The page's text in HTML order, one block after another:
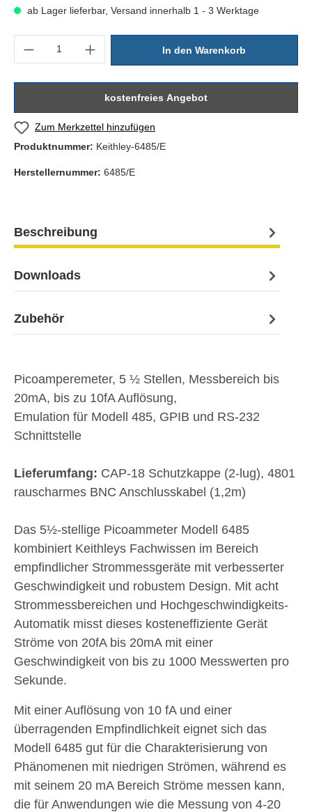
ab Lager lieferbar, Versand innerhalb 1 - 3 Werktage
In den Warenkorb
kostenfreies Angebot
Zum Merkzettel hinzufügen
Produktnummer: Keithley-6485/E
Herstellernummer: 6485/E
Beschreibung
Downloads
Zubehör
Picoamperemeter, 5 ½ Stellen, Messbereich bis
20mA, bis zu 10fA Auflösung,
Emulation für Modell 485, GPIB und RS-232
Schnittstelle
Lieferumfang: CAP-18 Schutzkappe (2-lug), 4801
rauscharmes BNC Anschlusskabel (1,2m)
Das 5½-stellige Picoammeter Modell 6485
kombiniert Keithleys Fachwissen im Bereich
empfindlicher Strommessgeräte mit verbesserter
Geschwindigkeit und robustem Design. Mit acht
Strommessbereichen und Hochgeschwindigkeits-
Automatik misst dieses kosteneffiziente Gerät
Ströme von 20fA bis 20mA mit einer
Geschwindigkeit von bis zu 1000 Messwerten pro
Sekunde.
Mit einer Auflösung von 10 fA und einer
überragenden Empfindlichkeit eignet sich das
Modell 6485 gut für die Charakterisierung von
Phänomenen mit niedrigen Strömen, während es
mit seinem 20 mA Bereich Ströme messen kann,
die für Anwendungen wie die Messung von 4-20